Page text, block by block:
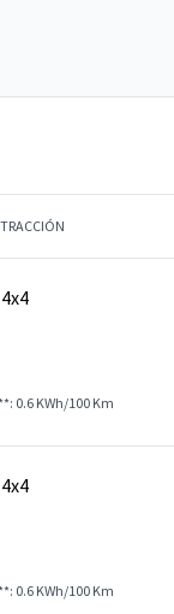
TRACCIÓN
4x4
0.6 KWh/100 Km
4x4
0.6 KWh/100 Km